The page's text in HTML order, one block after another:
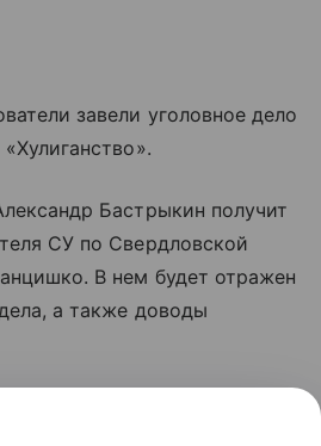
завели уголовное дело
Бастрыкин получит
СУ по Свердловской
В нем будет отражен
а также доводы